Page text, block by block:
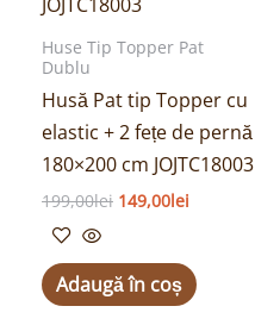
Huse Tip Topper Pat
Dublu
Husă Pat tip Topper cu
elastic + 2 fețe de pernă
180×200 cm JOJTC18003
199,00lei 149,00lei
Adaugă în coș